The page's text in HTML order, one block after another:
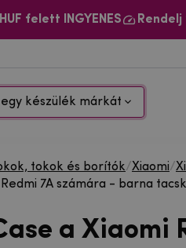
felett INGYENES
egy készülék márkát
tokok és borítók/Xiaomi/
7A számára - barna
a Xiaomi